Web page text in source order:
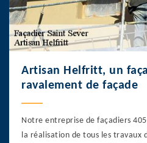
Artisan Helfritt, un
ravalement de façade
Notre entreprise de façadiers
la réalisation de tous les travaux